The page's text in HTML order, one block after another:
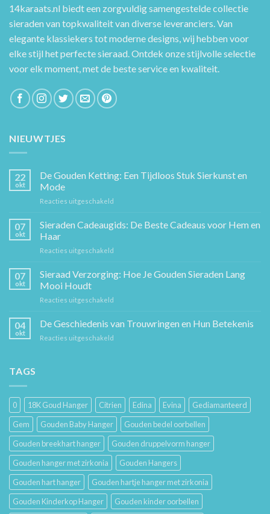
14karaats.nl biedt een zorgvuldig samengestelde collectie
sieraden van topkwaliteit van diverse leveranciers. Van
elegante klassiekers tot moderne designs, wij hebben voor
elke stijl het perfecte sieraad. Ontdek onze stijlvolle selectie
voor elk moment, met de beste service en kwaliteit.
NIEUWTJES
22
okt
De Gouden Ketting: Een Tijdloos Stuk Sierkunst en
Mode
Reacties uitgeschakeld
Gouden
Sierkunst
07
okt
Sieraden Cadeaugids: De Beste Cadeaus voor Hem en
Haar
Reacties uitgeschakeld
Cadeaugids:
De
Hem
07
okt
Sieraad Verzorging: Hoe Je Gouden Sieraden Lang
Mooi Houdt
Reacties uitgeschakeld
Verzorging:
04
okt
De Geschiedenis van Trouwringen en Hun Betekenis
Reacties uitgeschakeld
Hun
Betekenis
TAGS
0 18K Goud Hanger Citrien Edina Evina
Gediamanteerd
Gem
Gouden Baby Hanger
Gouden bedel oorbellen
Gouden breekhart hanger
Gouden druppelvorm hanger
Gouden hanger met zirkonia
Gouden Hangers
Gouden hart hanger
Gouden hartje hanger met zirkonia
Gouden Kinderkop Hanger
Gouden kinder oorbellen